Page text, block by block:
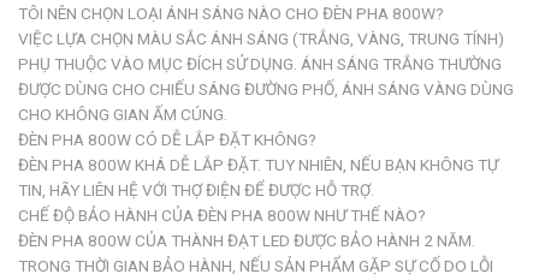
TÔI NÊN CHỌN LOẠI ÁNH SÁNG NÀO CHO ĐÈN PHA 800W?
VIỆC LỰA CHỌN MÀU SẮC ÁNH SÁNG (TRẮNG, VÀNG, TRUNG TÍNH)
PHỤ THUỘC VÀO MỤC ĐÍCH SỬ DỤNG. ÁNH SÁNG TRẮNG THƯỜNG
ĐƯỢC DÙNG CHO CHIẾU SÁNG ĐƯỜNG PHỐ, ÁNH SÁNG VÀNG DÙNG
CHO KHÔNG GIAN ẤM CÚNG.
ĐÈN PHA 800W CÓ DỄ LẮP ĐẶT KHÔNG?
ĐÈN PHA 800W KHÁ DỄ LẮP ĐẶT. TUY NHIÊN, NẾU BẠN KHÔNG TỰ
TIN, HÃY LIÊN HỆ VỚI THỢ ĐIỆN ĐỂ ĐƯỢC HỖ TRỢ.
CHẾ ĐỘ BẢO HÀNH CỦA ĐÈN PHA 800W NHƯ THẾ NÀO?
ĐÈN PHA 800W CỦA THÀNH ĐẠT LED ĐƯỢC BẢO HÀNH 2 NĂM.
TRONG THỜI GIAN BẢO HÀNH, NẾU SẢN PHẨM GẶP SỰ CỐ DO LỖI